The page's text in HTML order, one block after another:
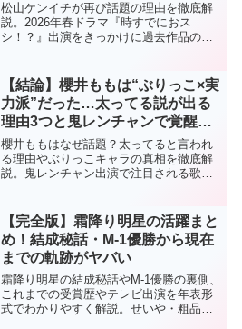
松山ケンイチが再び話題の理由を徹底解
説。2026年春ドラマ『時すでにおス
シ！？』出演をきっかけに過去作品の再
【結論】櫻井ももは“ぶりっこ×実
力派”だった…太ってる説が出る
理由3つと鬼レンチャンで覚醒の
可能性
櫻井ももはなぜ話題？太ってると言われ
る理由やぶりっこキャラの真相を徹底解
説。鬼レンチャン出演で注目される歌唱
【完全版】霜降り明星の活躍まと
め！結成秘話・M-1優勝から現在
までの軌跡がヤバい
霜降り明星の結成秘話やM-1優勝の裏側、
これまでの受賞歴やテレビ出演を年表形
式でわかりやすく解説。せいや・粗品の